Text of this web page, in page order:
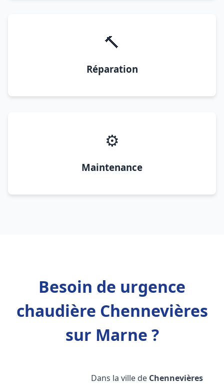
🔨
Réparation
⚙️
Maintenance
Besoin de urgence
chaudière Chennevières
sur Marne ?
Dans la ville de Chennevières